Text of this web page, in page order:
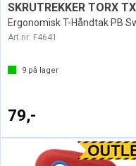
Art.nr: F4641
9 på lager
79,-